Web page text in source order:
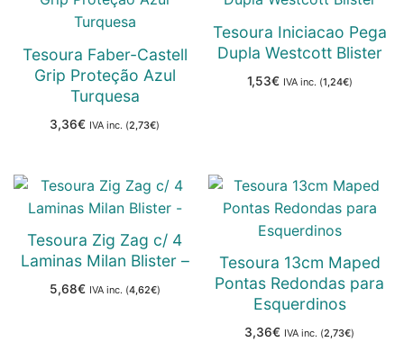
Tesoura Faber-Castell
Grip Proteção Azul
Turquesa
3,36€ IVA inc. (2,73€)
Tesoura Iniciacao Pega
Dupla Westcott Blister
1,53€ IVA inc. (1,24€)
Tesoura Zig Zag c/ 4
Laminas Milan Blister –
5,68€ IVA inc. (4,62€)
Tesoura 13cm Maped
Pontas Redondas para
Esquerdinos
3,36€ IVA inc. (2,73€)